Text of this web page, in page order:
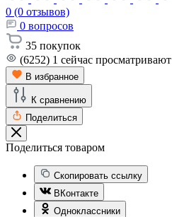
0 (0 отзывов)
0 вопросов
35 покупок
(6252) 1 сейчас просматривают
В избранное
К сравнению
Поделиться
Поделиться товаром
Скопировать ссылку
ВКонтакте
Одноклассники